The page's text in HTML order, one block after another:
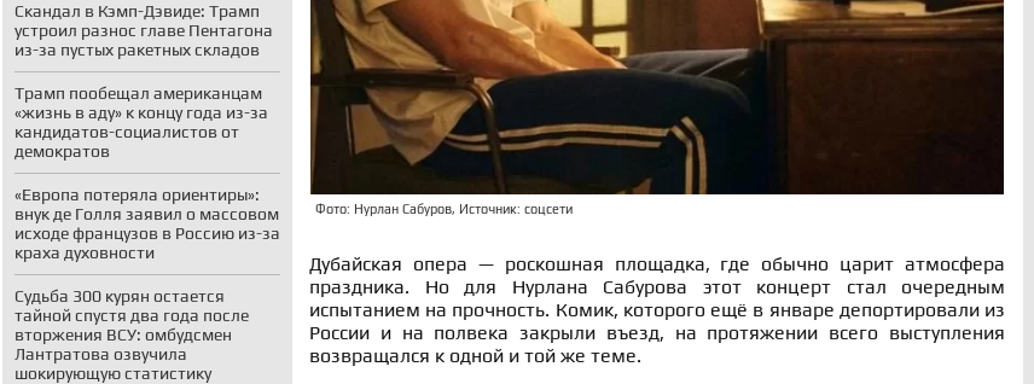
Скандал в Кэмп-Дэвиде: Трамп
устроил разнос главе Пентагона
из-за пустых ракетных складов
Трамп пообещал американцам
«жизнь в аду» к концу года из-за
кандидатов-социалистов от
демократов
«Европа потеряла ориентиры»:
внук де Голля заявил о массовом
исходе французов в Россию из-за
краха духовности
Судьба 300 курян остается
тайной спустя два года после
вторжения ВСУ: омбудсмен
Лантратова озвучила
шокирующую статистику
Фото: Нурлан Сабуров, Источник: соцсети
Дубайская опера — роскошная площадка, где обычно царит атмосфера
праздника. Но для Нурлана Сабурова этот концерт стал очередным
испытанием на прочность. Комик, которого ещё в январе депортировали из
России и на полвека закрыли въезд, на протяжении всего выступления
возвращался к одной и той же теме.